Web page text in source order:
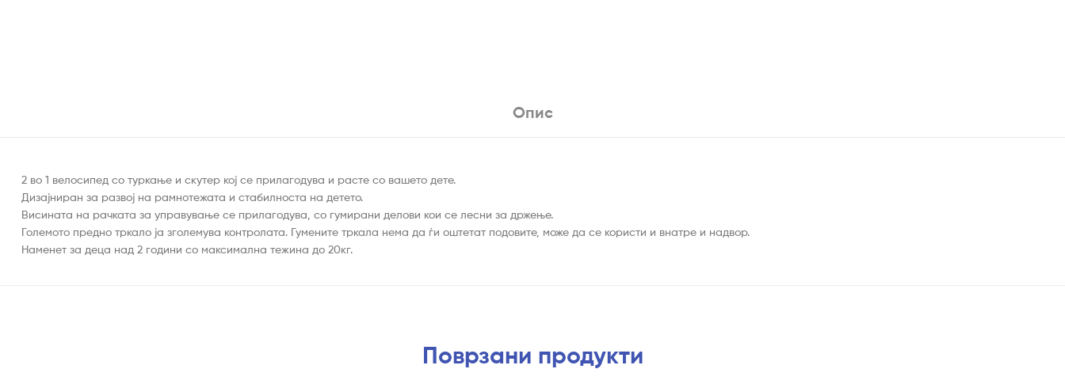
Опис
2 во 1 велосипед со туркање и скутер кој се прилагодува и расте со вашето дете.
Дизајниран за развој на рамнотежата и стабилноста на детето.
Висината на рачката за управување се прилагодува, со гумирани делови кои се лесни за држење.
Големото предно тркало ја зголемува контролата. Гумените тркала нема да ѓи оштетат подовите, може да се користи и внатре и надвор.
Наменет за деца над 2 години со максимална тежина до 20кг.
Поврзани продукти